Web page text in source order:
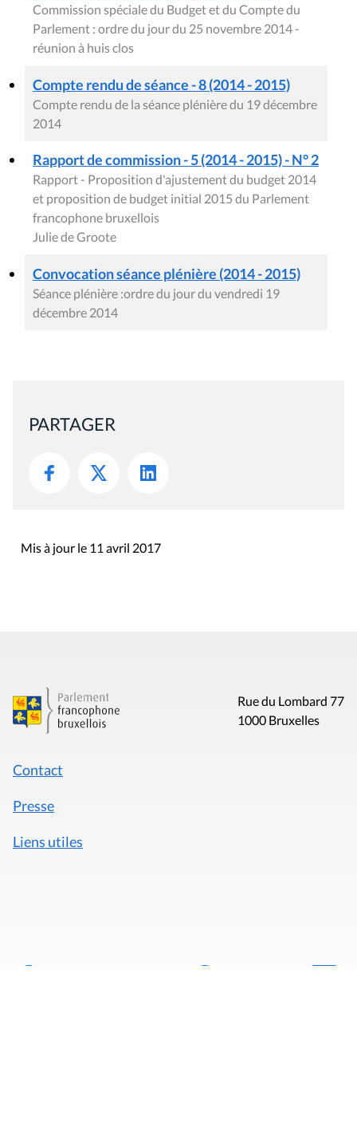
Commission spéciale du Budget et du Compte du
Parlement : ordre du jour du 25 novembre 2014 -
réunion à huis clos
Compte rendu de séance - 8 (2014 - 2015)
Compte rendu de la séance plénière du 19 décembre
2014
Rapport de commission - 5 (2014 - 2015) - N° 2
Rapport - Proposition d'ajustement du budget 2014
et proposition de budget initial 2015 du Parlement
francophone bruxellois
Julie de Groote
Convocation séance plénière (2014 - 2015)
Séance plénière :ordre du jour du vendredi 19
décembre 2014
PARTAGER
Mis à jour le 11 avril 2017
Rue du Lombard 77
1000 Bruxelles
Contact
Presse
Liens utiles